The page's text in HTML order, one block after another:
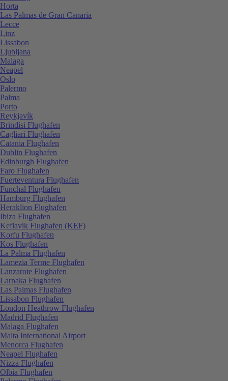
Horta
Las Palmas de Gran Canaria
Lecce
Linz
Lissabon
Ljubljana
Malaga
Neapel
Oslo
Palermo
Palma
Porto
Reykjavík
Brindisi Flughafen
Cagliari Flughafen
Catania Flughafen
Dublin Flughafen
Edinburgh Flughafen
Faro Flughafen
Fuerteventura Flughafen
Funchal Flughafen
Hamburg Flughafen
Heraklion Flughafen
Ibiza Flughafen
Keflavik Flughafen (KEF)
Korfu Flughafen
Kos Flughafen
La Palma Flughafen
Lamezia Terme Flughafen
Lanzarote Flughafen
Larnaka Flughafen
Las Palmas Flughafen
Lissabon Flughafen
London Heathrow Flughafen
Madrid Flughafen
Malaga Flughafen
Malta International Airport
Menorca Flughafen
Neapel Flughafen
Nizza Flughafen
Olbia Flughafen